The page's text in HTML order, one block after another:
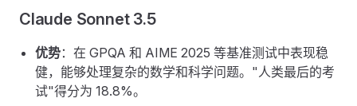
Claude Sonnet 3.5
优势：在 GPQA 和 AIME 2025 等基准测试中表现稳
健，能够处理复杂的数学和科学问题。"人类最后的考
试"得分为 18.8%。